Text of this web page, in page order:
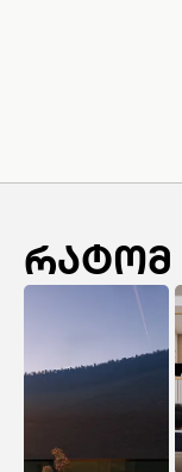
რატომ